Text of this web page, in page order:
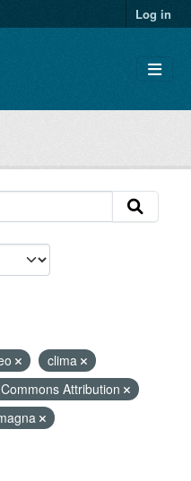
Log in
clima
Attribution